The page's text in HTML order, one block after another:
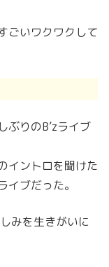
ごいワクワクして
ぶりのB’zライブ
イントロを聞けた
ブだった。
みを生きがいに